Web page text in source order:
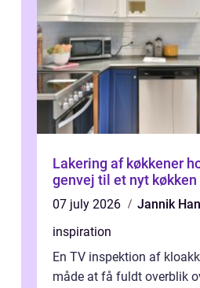
Lakering af køkkener
genvej til et nyt køkken
07 july 2026
Jannik
inspiration
En TV inspektion af
måde at få fuldt overblik